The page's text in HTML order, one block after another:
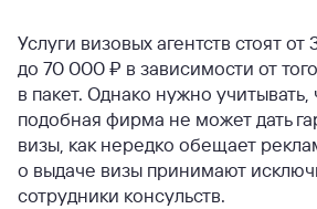
Услуги визовых агентств стоят от
до 70 000 ₽ в зависимости от
в пакет. Однако нужно учитывать,
подобная фирма не может дать
визы, как нередко обещает
о выдаче визы принимают
сотрудники консульств.